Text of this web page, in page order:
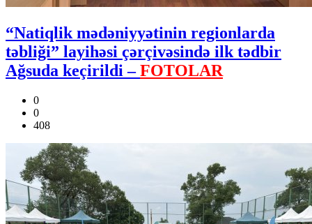
“Natiqlik mədəniyyətinin regionlarda
təbliği” layihəsi çərçivəsində ilk tədbir
Ağsuda keçirildi –FOTOLAR
0
0
408